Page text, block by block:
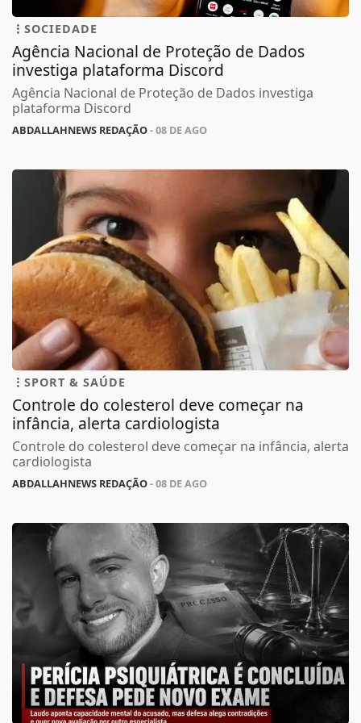
SOCIEDADE
Agência Nacional de Proteção de Dados
investiga plataforma Discord
Agência Nacional de Proteção de Dados investiga
plataforma Discord
ABDALLAHNEWS REDAÇÃO- 08 DE AGO
SPORT & SAÚDE
Controle do colesterol deve começar na
infância, alerta cardiologista
Controle do colesterol deve começar na infância, alerta
cardiologista
ABDALLAHNEWS REDAÇÃO- 08 DE AGO